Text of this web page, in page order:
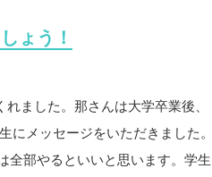
ょう！
ました。那さんは大学卒業後、
にメッセージをいただきました。
全部やるといいと思います。学生